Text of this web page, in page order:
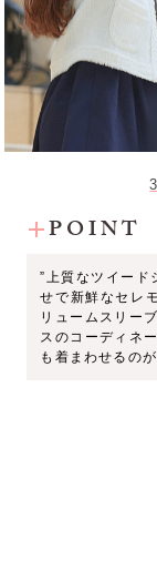
POINT
”上質なツイード
せで新鮮なセレ
リュームスリー
スのコーディネ
も着まわせるの